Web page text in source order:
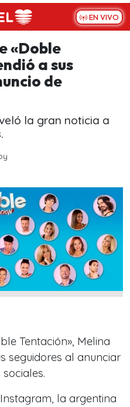
EN VIVO
«Doble
a sus
de
la gran noticia a
Tentación», Melina
seguidores al anunciar
la argentina